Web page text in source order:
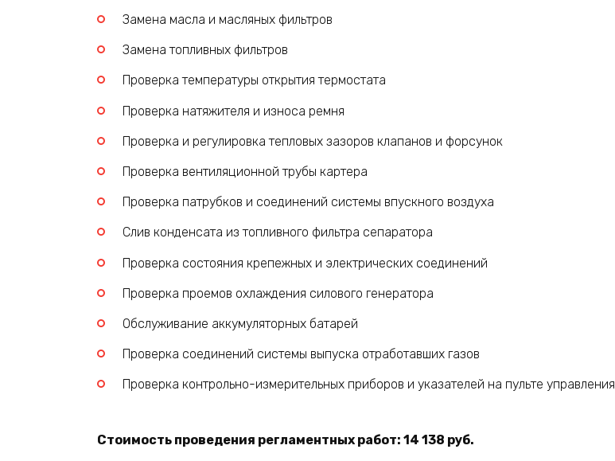
Замена масла и масляных фильтров
Замена топливных фильтров
Проверка температуры открытия термостата
Проверка натяжителя и износа ремня
Проверка и регулировка тепловых зазоров клапанов и форсунок
Проверка вентиляционной трубы картера
Проверка патрубков и соединений системы впускного воздуха
Слив конденсата из топливного фильтра сепаратора
Проверка состояния крепежных и электрических соединений
Проверка проемов охлаждения силового генератора
Обслуживание аккумуляторных батарей
Проверка соединений системы выпуска отработавших газов
Проверка контрольно-измерительных приборов и указателей на пульте управления
Стоимость проведения регламентных работ: 14 138 руб.